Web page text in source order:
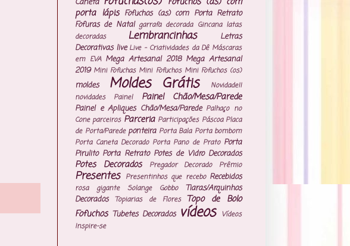
porta lápis Fofuchos (as) com Porta Retrato
Fofuras de Natal garrafa decorada Gincana latas
decoradas
Lembrancinhas
Letras
Decorativas live Live - Criatividades da Dê Máscaras
em EVA Mega Artesanal 2018 Mega Artesanal
2019 Mini Fofuchas Mini Fofuchos Mini Fofuchos (os)
moldes Moldes Grátis
Novidade!!
novidades
Painel Painel Chão/Mesa/Parede
Painel e Apliques Chão/Mesa/Parede Palhaço no
Cone parceiros Parceria Participações Páscoa Placa
de Porta/Parede ponteira Porta Bala Porta bombom
Porta Caneta Decorado Porta Pano de Prato Porta
Pirulito Porta Retrato Potes de Vidro Decorados
Potes Decorados Pregador Decorado Prêmio
Presentes Presentinhos que recebo Recebidos
rosa gigante Solange Gobbo
Tiaras/Arquinhos
Decorados
Topiarias de Flores
Topo de Bolo
Fofuchos Tubetes Decorados vídeos
Vídeos
Inspire-se